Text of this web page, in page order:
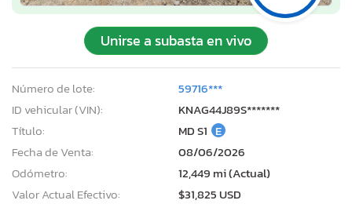
Unirse a subasta en vivo
Número de lote:
59716***
ID vehicular (VIN):
KNAG44J89S*******
Título:
MD S1 E
Fecha de Venta:
08/06/2026
Odómetro:
12,449 mi (Actual)
Valor Actual Efectivo:
$31,825 USD